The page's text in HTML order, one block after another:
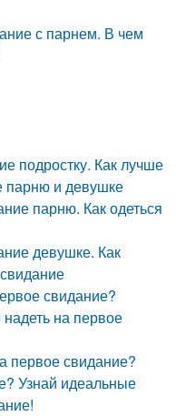
с парнем. В чем
подростку. Как лучше
парню и девушке
парню. Как одеться
девушке. Как
свидание?
на первое
первое свидание?
Узнай идеальные